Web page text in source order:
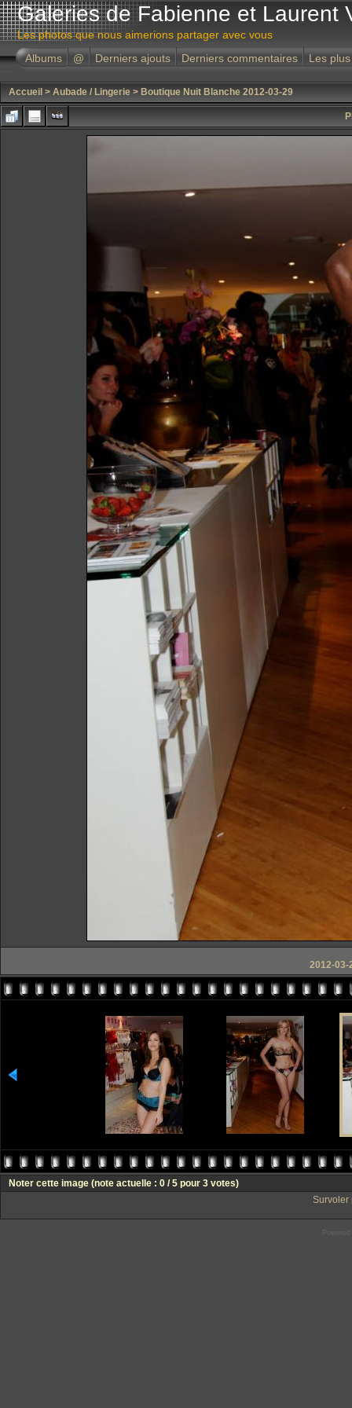
Galeries de Fabienne et Laurent
Les photos que nous aimerions partager avec vous
Albums
@ Derniers ajouts Derniers commentaires Les
Accueil > Aubade / Lingerie > Boutique Nuit Blanche 2012-03-29
2012-03-
Noter cette image (note actuelle : 0 / 5 pour 3 votes)
Survoler